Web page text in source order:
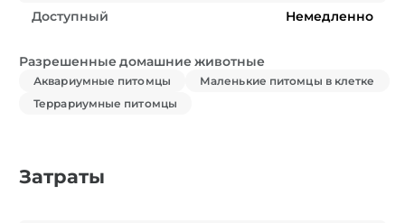
Доступный
Немедленно
Разрешенные домашние животные
Аквариумные питомцы
Маленькие питомцы в клетке
Террариумные питомцы
Затраты